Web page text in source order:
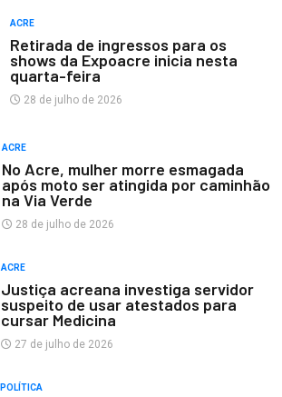
ACRE
Retirada de ingressos para os
shows da Expoacre inicia nesta
quarta-feira
28 de julho de 2026
ACRE
No Acre, mulher morre esmagada
após moto ser atingida por caminhão
na Via Verde
28 de julho de 2026
ACRE
Justiça acreana investiga servidor
suspeito de usar atestados para
cursar Medicina
27 de julho de 2026
POLÍTICA